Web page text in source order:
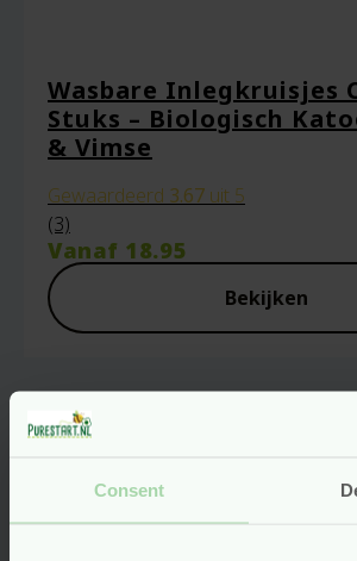
Consent
Wasbare Inlegkruisjes
Stuks – Biologisch
& Vimse
Gewaardeerd 3.67 uit 5
(3)
Vanaf 18.95
Bekijken
Gerelateerde